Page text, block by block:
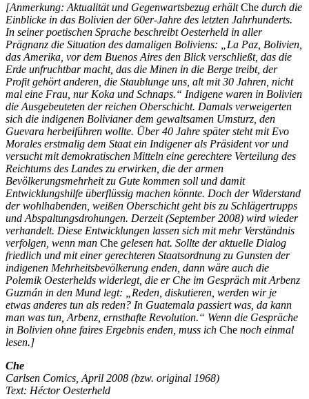
[Anmerkung: Aktualität und Gegenwartsbezug erhältChe durch die
Einblicke in das Bolivien der 60er-Jahre des letzten Jahrhunderts.
In seiner poetischen Sprache beschreibt Oesterheld in aller
Prägnanz die Situation des damaligen Boliviens: „La Paz, Bolivien,
das Amerika, vor dem Buenos Aires den Blick verschließt, das die
Erde unfruchtbar macht, das die Minen in die Berge treibt, der
Profit gehört anderen, die Staublunge uns, alt mit 30 Jahren, nicht
mal eine Frau, nur Koka und Schnaps.“ Indigene waren in Bolivien
die Ausgebeuteten der reichen Oberschicht. Damals verweigerten
sich die indigenen Bolivianer dem gewaltsamen Umsturz, den
Guevara herbeiführen wollte. Über 40 Jahre später steht mit Evo
Morales erstmalig dem Staat ein Indigener als Präsident vor und
versucht mit demokratischen Mitteln eine gerechtere Verteilung des
Reichtums des Landes zu erwirken, die der armen
Bevölkerungsmehrheit zu Gute kommen soll und damit
Entwicklungshilfe überflüssig machen könnte. Doch der Widerstand
der wohlhabenden, weißen Oberschicht geht bis zu Schlägertrupps
und Abspaltungsdrohungen. Derzeit (September 2008) wird wieder
verhandelt. Diese Entwicklungen lassen sich mit mehr Verständnis
verfolgen, wenn man Che gelesen hat. Sollte der aktuelle Dialog
friedlich und mit einer gerechteren Staatsordnung zu Gunsten der
indigenen Mehrheitsbevölkerung enden, dann wäre auch die
Polemik Oesterhelds widerlegt, die er Che im Gespräch mit Arbenz
Guzmán in den Mund legt: „Reden, diskutieren, werden wir je
etwas anderes tun als reden? In Guatemala passiert was, da kann
man was tun, Arbenz, ernsthafte Revolution.“ Wenn die Gespräche
in Bolivien ohne faires Ergebnis enden, muss ich Che noch einmal
lesen.]
Che
Carlsen Comics, April 2008 (bzw. original 1968)
Text: Héctor Oesterheld